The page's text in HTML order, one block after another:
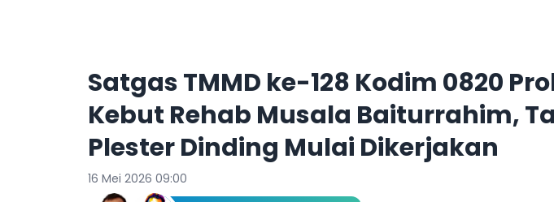
Satgas TMMD ke-128 Kodim 0820
Kebut Rehab Musala Baiturrahim,
Plester Dinding Mulai Dikerjakan
16 Mei 2026 09:00